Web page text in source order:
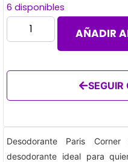
6 disponibles
AÑADIR
Desodorante Paris
desodorante ideal para